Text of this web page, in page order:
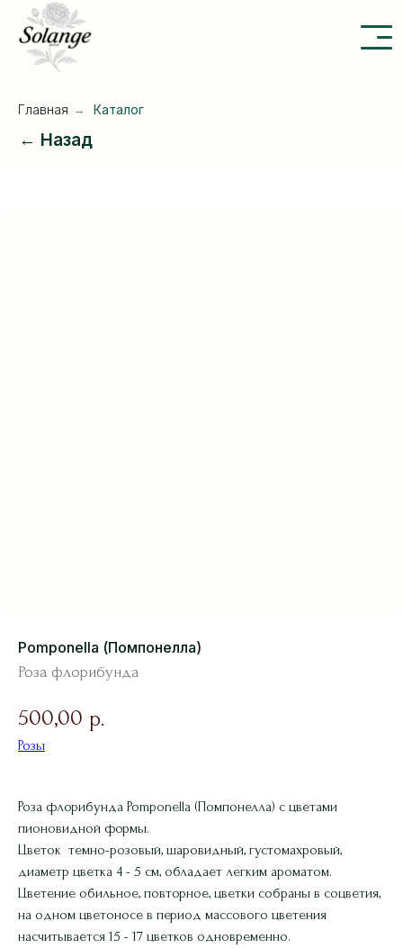
Главная → Каталог
← Назад
Pomponella (Помпонелла)
Роза флорибунда
500,00 р.
Розы
Роза флорибунда Pomponella (Помпонелла) с цветами
пионовидной формы.
Цветок темно-розовый, шаровидный, густомахровый,
диаметр цветка 4 - 5 см, обладает легким ароматом.
Цветение обильное, повторное, цветки собраны в соцветия,
на одном цветоносе в период массового цветения
насчитывается 15 - 17 цветков одновременно.